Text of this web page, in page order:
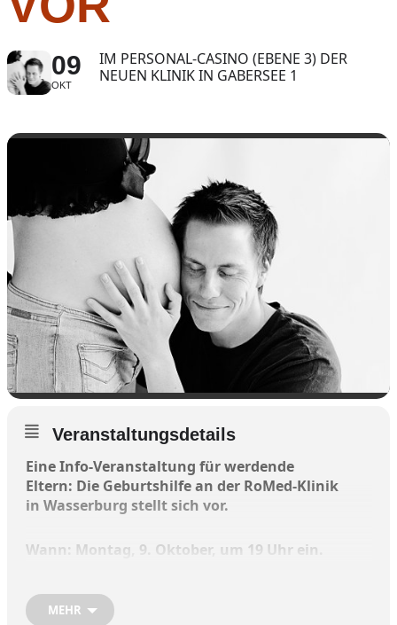
09
OKT
IM PERSONAL-CASINO (EBENE 3) DER
NEUEN KLINIK IN GABERSEE 1
Veranstaltungsdetails
EineInfo-Veranstaltung für werdende
Eltern: Die Geburtshilfe an der RoMed-Klinik
in Wasserburg stellt sich vor.
Wann: Montag, 9. Oktober, um 19 Uhr ein.
Die Veranstaltung findet statt im Personal-
Casino (Ebene 3) der neuen Klinik in Gabersee
MEHR